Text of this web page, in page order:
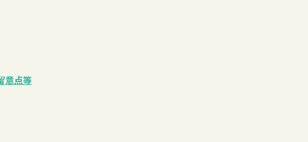
意点等